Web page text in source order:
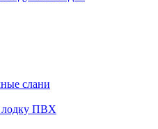
слани
лодку ПВХ